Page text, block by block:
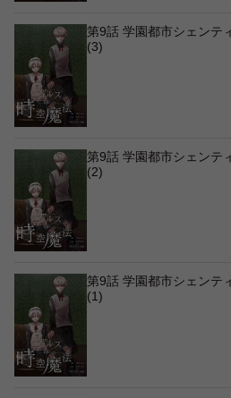
第9話 学園都市シェンテ
(3)
第9話 学園都市シェンテ
(2)
第9話 学園都市シェンテ
(1)